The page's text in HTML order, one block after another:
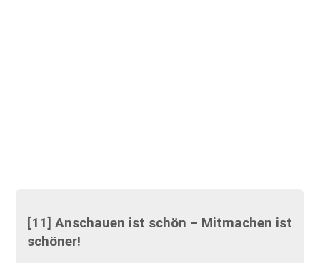
[11] Anschauen ist schön – Mitmachen ist
schöner!